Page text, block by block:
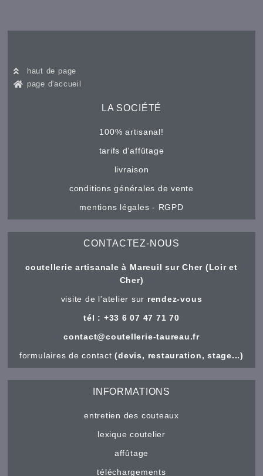
haut de page
page d'accueil
LA SOCIÉTÉ
100% artisanal!
tarifs d'affûtage
livraison
conditions générales de vente
mentions légales - RGPD
CONTACTEZ-NOUS
coutellerie artisanale à Mareuil sur Cher (Loir et
Cher)
visite de l'atelier sur rendez-vous
tél : +33 6 07 47 71 70
contact@coutellerie-taureau.fr
formulaires de contact(devis, restauration, stage...)
INFORMATIONS
entretien des couteaux
lexique coutelier
affûtage
téléchargements